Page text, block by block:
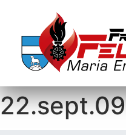
22.sept.09